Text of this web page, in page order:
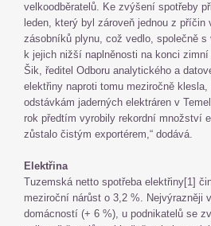
velkoodběratelů. Ke zvýšení spotřeby
leden, který byl zároveň jednou z
zásobníků plynu, což vedlo, společně
k jejich nižší naplněnosti na konci zimní
Šik, ředitel Odboru analytického a
elektřiny naproti tomu meziročně
odstávkám jaderných elektráren v
rok předtím vyrobily rekordní množství
zůstalo čistým exportérem,“ dodává.
Elektřina
Tuzemská netto spotřeba elektřiny[1]
meziroční nárůst o 3,2 %. Nejvýrazněji
domácností (+ 6 %), u podnikatelů se